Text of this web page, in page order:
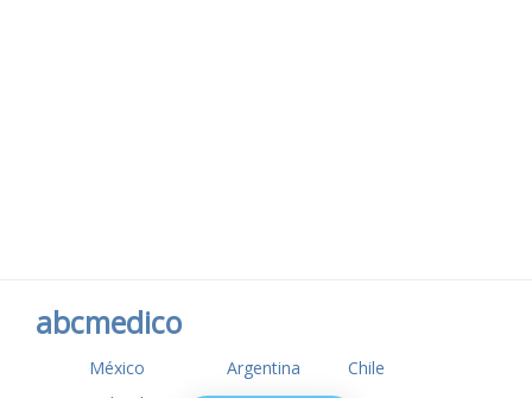
abcmedico
México Argentina
Chile